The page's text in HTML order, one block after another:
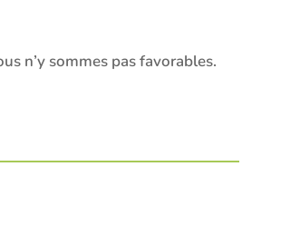
n’y sommes pas favorables.